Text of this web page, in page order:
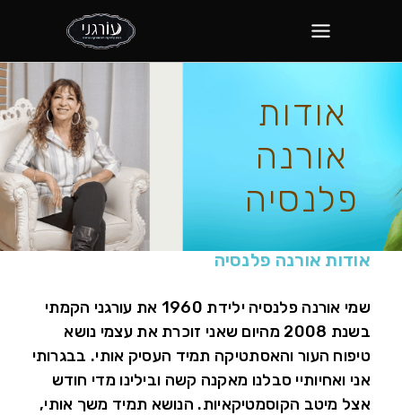
אודות
אורנה
פלנסיה
אודות אורנה פלנסיה
שמי אורנה פלנסיה ילידת 1960 את עורגני הקמתי
בשנת 2008 מהיום שאני זוכרת את עצמי נושא
טיפוח העור והאסתטיקה תמיד העסיק אותי. בבגרותי
אני ואחיותיי סבלנו מאקנה קשה ובילינו מדי חודש
אצל מיטב הקוסמטיקאיות. הנושא תמיד משך אותי,